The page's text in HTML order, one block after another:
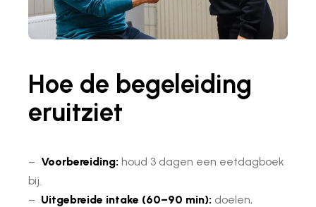
Hoe de begeleiding
eruitziet
– Voorbereiding: houd 3 dagen een eetdagboek
bij.
– Uitgebreide intake (60–90 min): doelen,